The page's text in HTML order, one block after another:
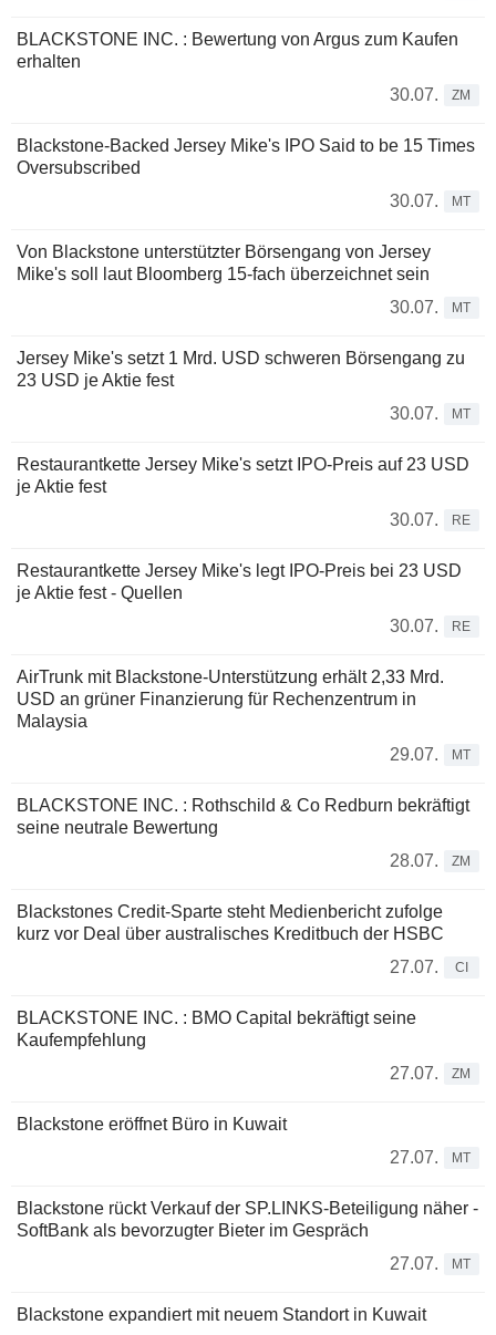
BLACKSTONE INC. : Bewertung von Argus zum Kaufen
erhalten
30.07.
ZM
Blackstone-Backed Jersey Mike's IPO Said to be 15 Times
Oversubscribed
30.07.
MT
Von Blackstone unterstützter Börsengang von Jersey
Mike's soll laut Bloomberg 15-fach überzeichnet sein
30.07.
MT
Jersey Mike's setzt 1 Mrd. USD schweren Börsengang zu
23 USD je Aktie fest
30.07.
MT
Restaurantkette Jersey Mike's setzt IPO-Preis auf 23 USD
je Aktie fest
30.07.
RE
Restaurantkette Jersey Mike's legt IPO-Preis bei 23 USD
je Aktie fest - Quellen
30.07.
RE
AirTrunk mit Blackstone-Unterstützung erhält 2,33 Mrd.
USD an grüner Finanzierung für Rechenzentrum in
Malaysia
29.07.
MT
BLACKSTONE INC. : Rothschild & Co Redburn bekräftigt
seine neutrale Bewertung
28.07.
ZM
Blackstones Credit-Sparte steht Medienbericht zufolge
kurz vor Deal über australisches Kreditbuch der HSBC
27.07.
CI
BLACKSTONE INC. : BMO Capital bekräftigt seine
Kaufempfehlung
27.07.
ZM
Blackstone eröffnet Büro in Kuwait
27.07.
MT
Blackstone rückt Verkauf der SP.LINKS-Beteiligung näher -
SoftBank als bevorzugter Bieter im Gespräch
27.07.
MT
Blackstone expandiert mit neuem Standort in Kuwait